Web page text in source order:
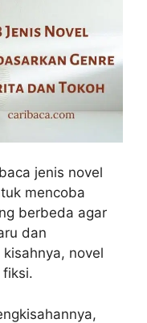
jenis novel
mencoba
berbeda agar
dan
novel